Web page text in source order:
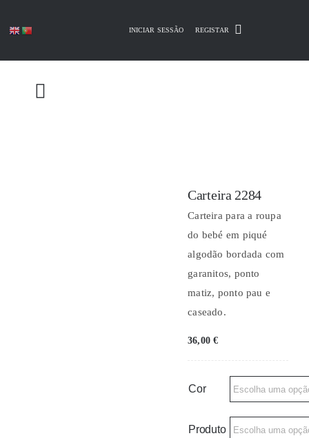
INICIAR SESSÃO REGISTAR
Carteira 2284
Carteira para a roupa
do bebé em piqué
algodão bordada com
garanitos, ponto
matiz, ponto pau e
caseado.
36,00€
Cor
Produto